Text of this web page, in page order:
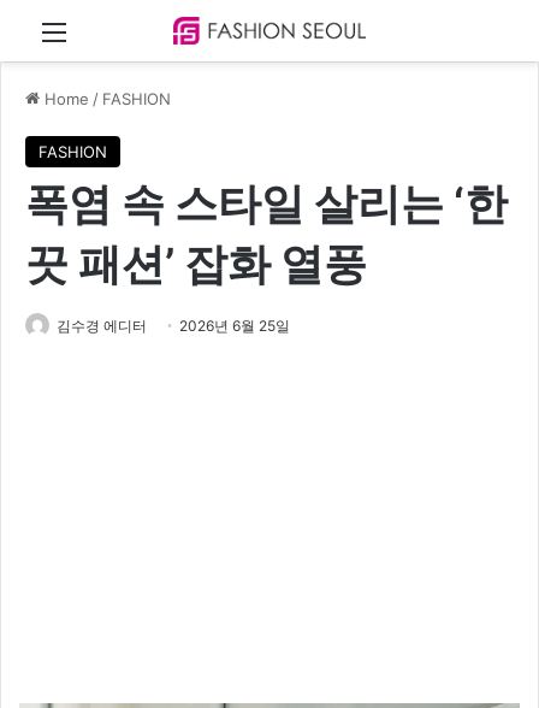
Menu
Home / FASHION
FASHION
폭염 속 스타일 살리는 ‘한
끗 패션’ 잡화 열풍
김수경 에디터 2026년 6월 25일